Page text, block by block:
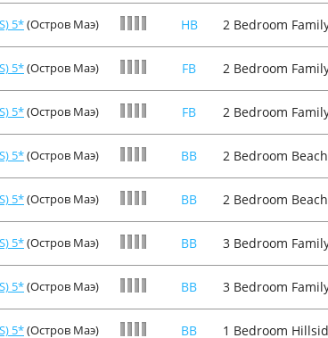
5*(Остров Маэ) HB 2 Bedroom
5*(Остров Маэ) FB 2 Bedroom
5*(Остров Маэ) FB 2 Bedroom
5*(Остров Маэ) BB 2 Bedroom
5*(Остров Маэ) BB 2 Bedroom
5*(Остров Маэ) BB 3 Bedroom
5*(Остров Маэ) BB 3 Bedroom
5*(Остров Маэ) BB 1 Bedroom